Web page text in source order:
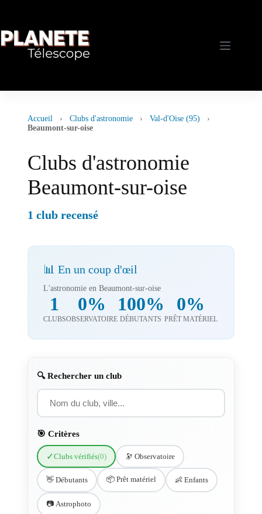
Accueil › Clubs d'astronomie › Val-d'Oise (95)
›
Beaumont-sur-oise
Clubs d'astronomie
Beaumont-sur-oise
1 club recensé
📊 En un coup d'œil
L'astronomie en Beaumont-sur-oise
1
CLUBS
0%
OBSERVATOIRE
100%
DÉBUTANTS
0%
PRÊT MATÉRIEL
🔍 Rechercher un club
🎯 Critères
✓Clubs vérifiés(0) 🔭 Observatoire
👋 Débutants 📦 Prêt matériel 👶 Enfants
📷 Astrophoto